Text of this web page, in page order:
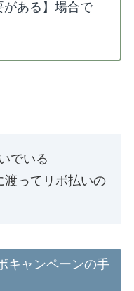
がある】場合で
でいる
渡ってリボ払いの
キャンペーンの手